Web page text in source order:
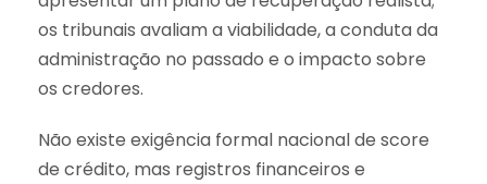
os tribunais avaliam a viabilidade, a conduta da
administração no passado e o impacto sobre
os credores.
Não existe exigência formal nacional de score
de crédito, mas registros financeiros e